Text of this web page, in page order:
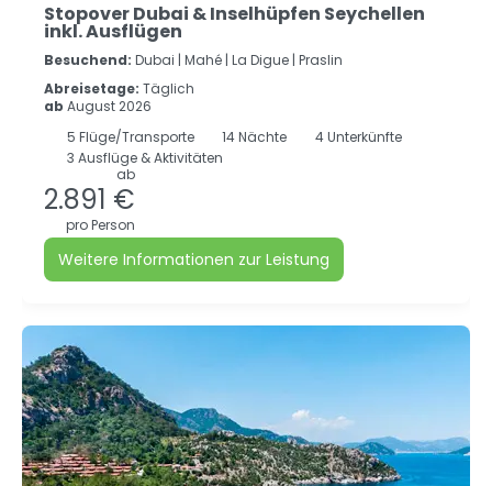
Stopover Dubai & Inselhüpfen Seychellen
inkl. Ausflügen
Besuchend: Dubai | Mahé | La Digue | Praslin
Abreisetage: Täglich
ab August 2026
5 Flüge/Transporte 14Nächte
4 Unterkünfte
3 Ausflüge & Aktivitäten
ab
2.891 €
pro Person
Weitere Informationen zur Leistung